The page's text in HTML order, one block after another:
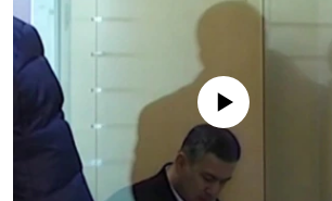
No media source currently